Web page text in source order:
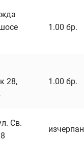
1.00 бр.
28,
1.00 бр.
Св.
изчерпан